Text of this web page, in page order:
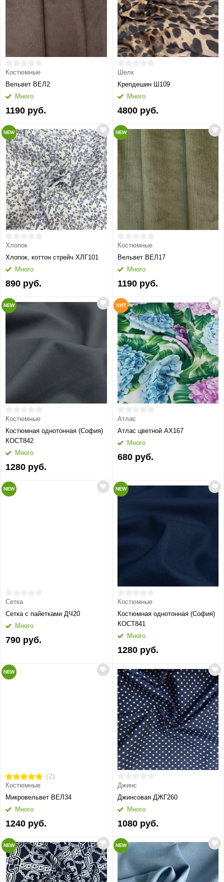
Костюмные
Вельвет ВЕЛ2
Много
1190 руб.
Шелк
Крепдешин Ш109
Много
4800 руб.
NEW
Хлопок
Хлопок, коттон стрейч ХЛГ101
Много
890 руб.
NEW
Костюмные
Вельвет ВЕЛ17
Много
1190 руб.
NEW
Костюмные
Костюмная однотонная (София)
КОСТ842
Много
1280 руб.
ХИТ
Атлас
Атлас цветной АХ167
Много
680 руб.
NEW
Сетка
Сетка с пайетками ДЧ20
Много
790 руб.
NEW
Костюмные
Костюмная однотонная (София)
КОСТ841
Много
1280 руб.
NEW
(2)
Костюмные
Микровельвет ВЕЛ34
Много
1240 руб.
Джинс
Джинсовая ДЖГ260
Много
1080 руб.
NEW NEW